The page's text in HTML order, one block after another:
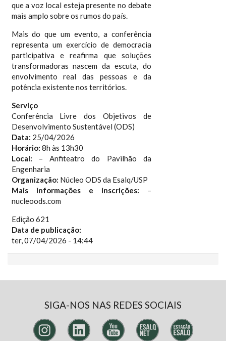
que a voz local esteja presente no debate
mais amplo sobre os rumos do país.
Mais do que um evento, a conferência
representa um exercício de democracia
participativa e reafirma que soluções
transformadoras nascem da escuta, do
envolvimento real das pessoas e da
potência existente nos territórios.
Serviço
Conferência Livre dos Objetivos de
Desenvolvimento Sustentável (ODS)
Data: 25/04/2026
Horário: 8h às 13h30
Local: – Anfiteatro do Pavilhão da
Engenharia
Organização: Núcleo ODS da Esalq/USP
Mais informações e inscrições: –
nucleoods.com
Edição 621
Data de publicação:
ter, 07/04/2026 - 14:44
SIGA-NOS NAS REDES SOCIAIS